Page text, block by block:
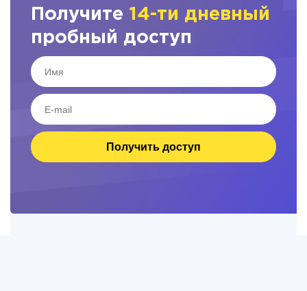
Получите 14-ти дневный
пробный доступ
Получить доступ